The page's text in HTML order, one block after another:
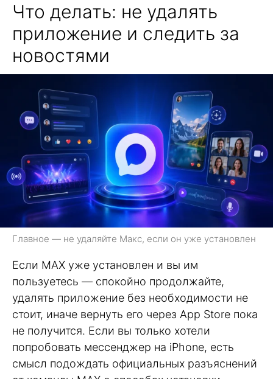
Что делать: не удалять
приложение и следить за
новостями
Главное — не удаляйте Макс, если он уже установлен
Если MAX уже установлен и вы им
пользуетесь — спокойно продолжайте,
удалять приложение без необходимости не
стоит, иначе вернуть его через App Store пока
не получится. Если вы только хотели
попробовать мессенджер на iPhone, есть
смысл подождать официальных разъяснений